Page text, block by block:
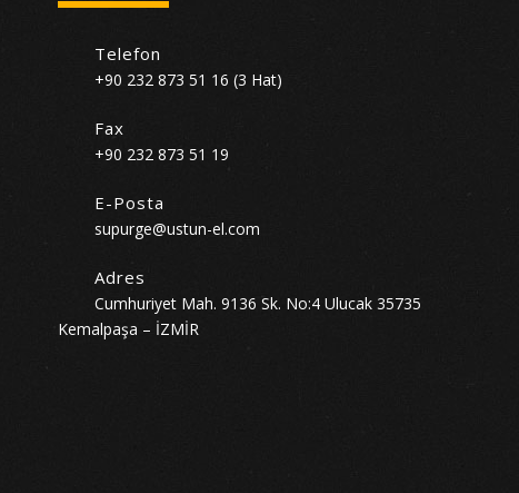
Telefon
+90 232 873 51 16 (3 Hat)
Fax
+90 232 873 51 19
E-Posta
supurge@ustun-el.com
Adres
Cumhuriyet Mah. 9136 Sk. No:4 Ulucak 35735
Kemalpaşa – İZMİR